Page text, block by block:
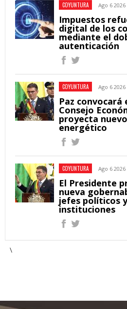
COYUNTURA Ago 6 2026
Impuestos
digital de los
mediante el
autenticación
COYUNTURA Ago 6 2026
Paz
Consejo
proyecta
energético
COYUNTURA Ago 6 2026
El Presidente
nueva
jefes políticos
instituciones
\